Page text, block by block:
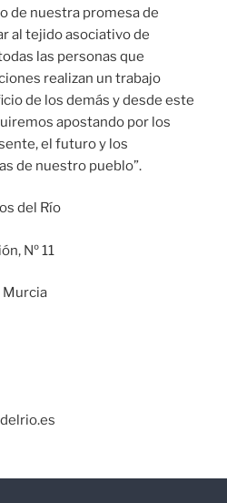
de nuestra promesa de
al tejido asociativo de
las personas que
realizan un trabajo
de los demás y desde este
apostando por los
el futuro y los
de nuestro pueblo”.
del Río
Nº 11
Murcia